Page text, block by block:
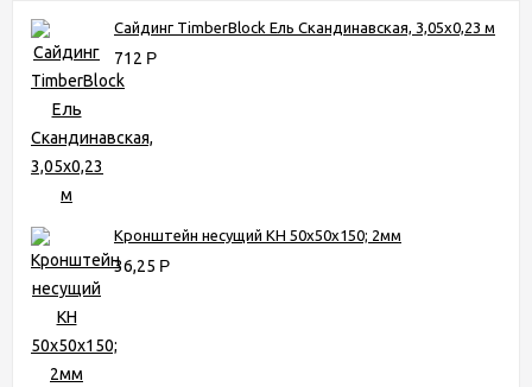
Сайдинг TimberBlock Ель Скандинавская, 3,05х0,23 м
712 Р
Кронштейн несущий КН 50х50х150; 2мм
36,25 Р